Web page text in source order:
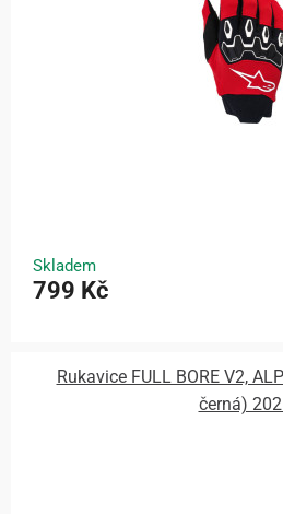
Skladem
799 Kč
Rukavice FULL BORE V2,
černá)